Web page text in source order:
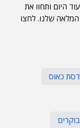
היום ותחוו את
שלנו. לחצו
כאוס